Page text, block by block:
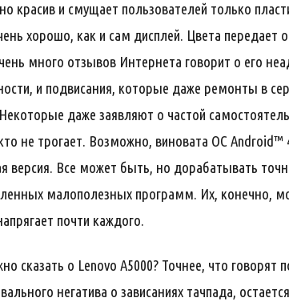
красив и смущает пользователей только
хорошо, как и сам дисплей. Цвета передает
много отзывов Интернета говорит о его
и подвисания, которые даже ремонты в
даже заявляют о частой
не трогает. Возможно, виновата ОС
версия. Все может быть, но дорабатывать
малополезных программ. Их, конечно,
почти каждого.
сказать о Lenovo A5000? Точнее, что говорят
негатива о зависаниях тачпада,